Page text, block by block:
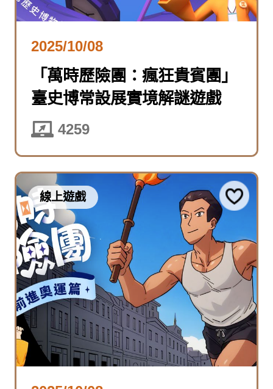
2025/10/08
「萬時歷險團：瘋狂貴賓團」
臺史博常設展實境解謎遊戲
4259
線上遊戲